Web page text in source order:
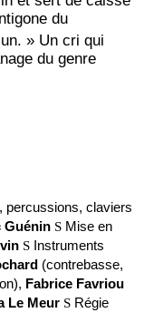
du
» Un cri qui
du genre
percussions, claviers
Guénin S Mise en
S Instruments
(contrebasse,
Fabrice Favriou
Le Meur S Régie